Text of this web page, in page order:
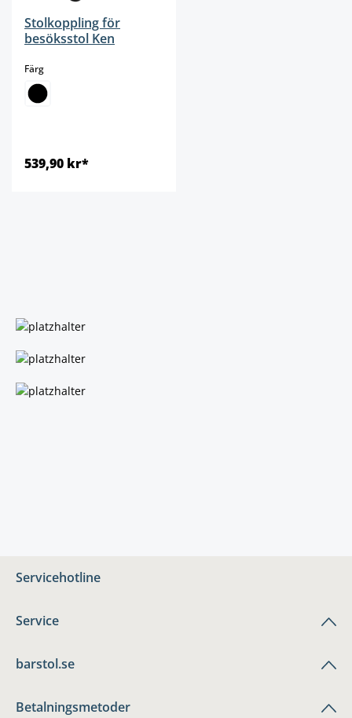
Stolkoppling för
besöksstol Ken
Färgselect
539,90 kr*
Servicehotline
Service
barstol.se
Betalningsmetoder